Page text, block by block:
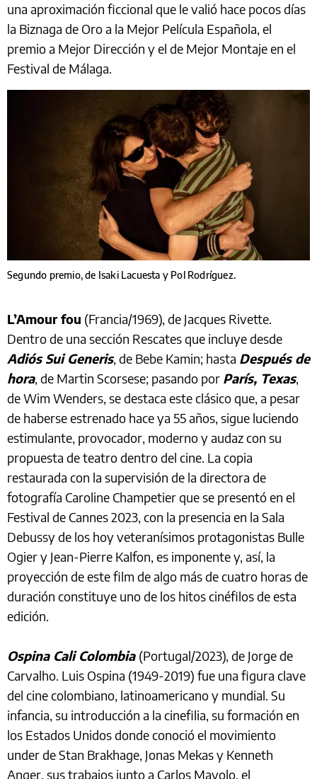
una aproximación ficcional que le valió hace pocos días
la Biznaga de Oro a la Mejor Película Española, el
premio a Mejor Dirección y el de Mejor Montaje en el
Festival de Málaga.
Segundo premio, de Isaki Lacuesta y Pol Rodríguez.
L’Amour fou (Francia/1969), de Jacques Rivette.
Dentro de una sección Rescates que incluye desde
Adiós Sui Generis, de Bebe Kamin; hasta Después de
hora, de Martin Scorsese; pasando por París, Texas,
de Wim Wenders, se destaca este clásico que, a pesar
de haberse estrenado hace ya 55 años, sigue luciendo
estimulante, provocador, moderno y audaz con su
propuesta de teatro dentro del cine. La copia
restaurada con la supervisión de la directora de
fotografía Caroline Champetier que se presentó en el
Festival de Cannes 2023, con la presencia en la Sala
Debussy de los hoy veteranísimos protagonistas Bulle
Ogier y Jean-Pierre Kalfon, es imponente y, así, la
proyección de este film de algo más de cuatro horas de
duración constituye uno de los hitos cinéfilos de esta
edición.
Ospina Cali Colombia (Portugal/2023), de Jorge de
Carvalho. Luis Ospina (1949-2019) fue una figura clave
del cine colombiano, latinoamericano y mundial. Su
infancia, su introducción a la cinefilia, su formación en
los Estados Unidos donde conoció el movimiento
under de Stan Brakhage, Jonas Mekas y Kenneth
Anger, sus trabajos junto a Carlos Mayolo, el